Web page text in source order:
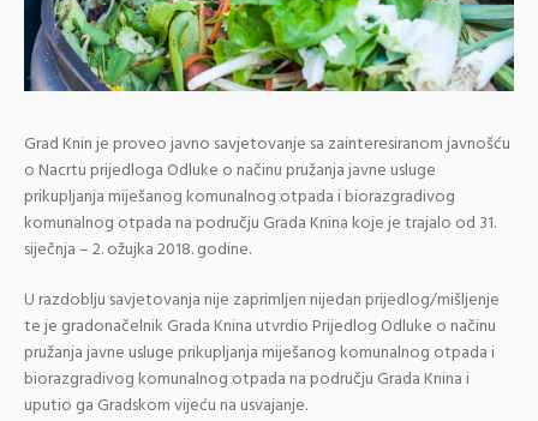
Grad Knin je proveo javno savjetovanje sa zainteresiranom javnošću
o Nacrtu prijedloga Odluke o načinu pružanja javne usluge
prikupljanja miješanog komunalnog otpada i biorazgradivog
komunalnog otpada na području Grada Knina koje je trajalo od 31.
siječnja – 2. ožujka 2018. godine.
U razdoblju savjetovanja nije zaprimljen nijedan prijedlog/mišljenje
te je gradonačelnik Grada Knina utvrdio Prijedlog Odluke o načinu
pružanja javne usluge prikupljanja miješanog komunalnog otpada i
biorazgradivog komunalnog otpada na području Grada Knina i
uputio ga Gradskom vijeću na usvajanje.